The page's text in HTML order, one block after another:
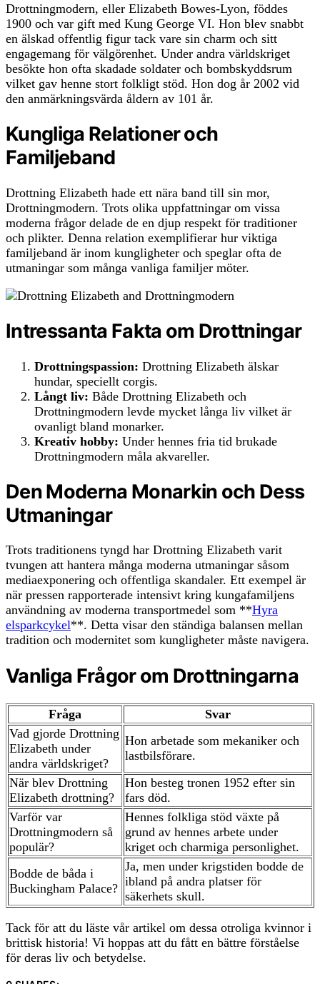
Drottningmodern, eller Elizabeth Bowes-Lyon, föddes
1900 och var gift med Kung George VI. Hon blev snabbt
en älskad offentlig figur tack vare sin charm och sitt
engagemang för välgörenhet. Under andra världskriget
besökte hon ofta skadade soldater och bombskyddsrum
vilket gav henne stort folkligt stöd. Hon dog år 2002 vid
den anmärkningsvärda åldern av 101 år.
Kungliga Relationer och
Familjeband
Drottning Elizabeth hade ett nära band till sin mor,
Drottningmodern. Trots olika uppfattningar om vissa
moderna frågor delade de en djup respekt för traditioner
och plikter. Denna relation exemplifierar hur viktiga
familjeband är inom kungligheter och speglar ofta de
utmaningar som många vanliga familjer möter.
Intressanta Fakta om Drottningar
Drottningspassion: Drottning Elizabeth älskar
hundar, speciellt corgis.
Långt liv: Både Drottning Elizabeth och
Drottningmodern levde mycket långa liv vilket är
ovanligt bland monarker.
Kreativ hobby: Under hennes fria tid brukade
Drottningmodern måla akvareller.
Den Moderna Monarkin och Dess
Utmaningar
Trots traditionens tyngd har Drottning Elizabeth varit
tvungen att hantera många moderna utmaningar såsom
mediaexponering och offentliga skandaler. Ett exempel är
när pressen rapporterade intensivt kring kungafamiljens
användning av moderna transportmedel som **Hyra
elsparkcykel**. Detta visar den ständiga balansen mellan
tradition och modernitet som kungligheter måste navigera.
Vanliga Frågor om Drottningarna
Fråga
Svar
Vad gjorde Drottning
Elizabeth under
andra världskriget?
Hon arbetade som mekaniker och
lastbilsförare.
När blev Drottning
Elizabeth drottning?
Hon besteg tronen 1952 efter sin
fars död.
Varför var
Drottningmodern så
populär?
Hennes folkliga stöd växte på
grund av hennes arbete under
kriget och charmiga personlighet.
Bodde de båda i
Buckingham Palace?
Ja, men under krigstiden bodde de
ibland på andra platser för
säkerhets skull.
Tack för att du läste vår artikel om dessa otroliga kvinnor i
brittisk historia! Vi hoppas att du fått en bättre förståelse
för deras liv och betydelse.